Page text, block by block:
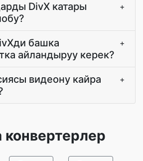
DivX катары
+
башка
айландыруу керек?
+
видеону кайра
+